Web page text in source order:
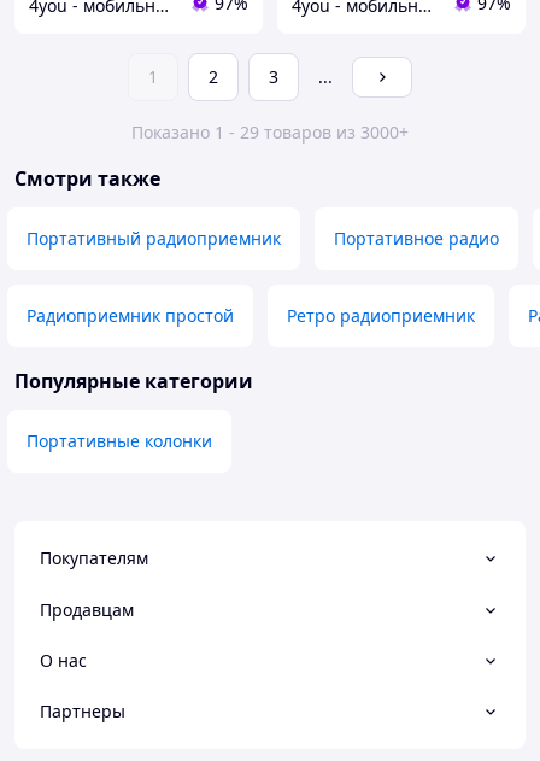
4you - мобильные, компьютерные, автомобильные аксессуары 4you - мобильные, компьютерные, автомобильные аксессуары
1 2 3 ...
Показано 1 - 29 товаров из 3000+
Смотри также
Портативный радиоприемник Портативное радио
Радиоприемник простой Ретро радиоприемник
Популярные категории
Портативные колонки
Покупателям
Продавцам
О нас
Партнеры